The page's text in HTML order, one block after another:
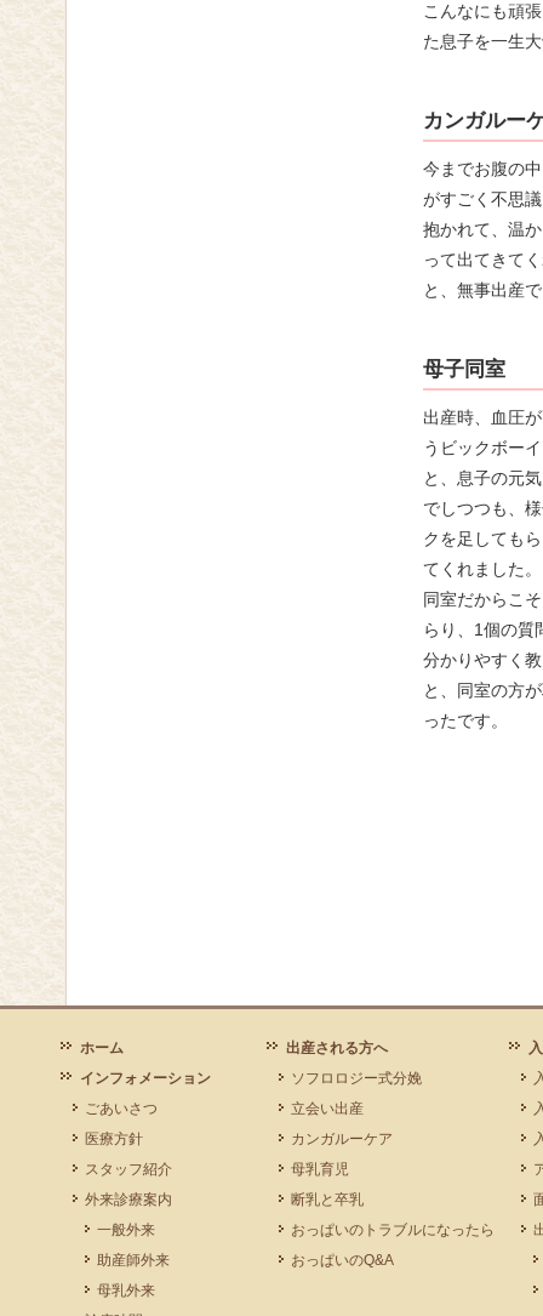
こんなにも頑
た息子を一生
カンガルー
今までお腹の
がすごく不思
抱かれて、温
って出てきて
と、無事出産
母子同室
出産時、血圧
うビックボー
と、息子の元
でしつつも、
クを足しても
てくれました。
同室だからこ
らり、1個の質
分かりやすく
と、同室の方
ったです。
ホーム
インフォメーション
ごあいさつ
医療方針
スタッフ紹介
外来診療案内
一般外来
助産師外来
母乳外来
出産される方へ
ソフロロジー式分娩
立会い出産
カンガルーケア
母乳育児
断乳と卒乳
おっぱいのトラブルになったら
おっぱいのQ&A